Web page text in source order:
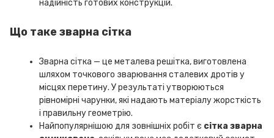
надійність готових конструкцій.
Що таке зварна сітка
Зварна сітка — це металева решітка, виготовлена
шляхом точкового зварювання сталевих дротів у
місцях перетину. У результаті утворюються
рівномірні чарунки, які надають матеріалу жорсткість
і правильну геометрію.
Найпопулярнішою для зовнішніх робіт є сітка зварна